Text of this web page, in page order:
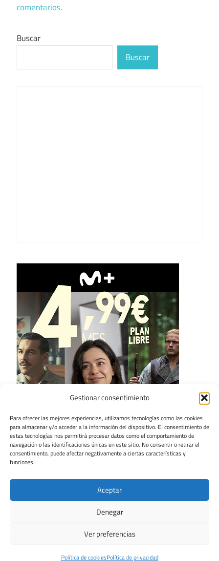
Gestionar consentimiento
Para ofrecer las mejores experiencias, utilizamos tecnologías como las cookies
para almacenar y/o acceder a la información del dispositivo. El consentimiento de
estas tecnologías nos permitirá procesar datos como el comportamiento de
navegación o las identificaciones únicas en este sitio. No consentir o retirar el
consentimiento, puede afectar negativamente a ciertas características y
funciones.
Aceptar
Denegar
Ver preferencias
Política de cookiesPolítica de privacidad
comentarios.
Buscar
Buscar